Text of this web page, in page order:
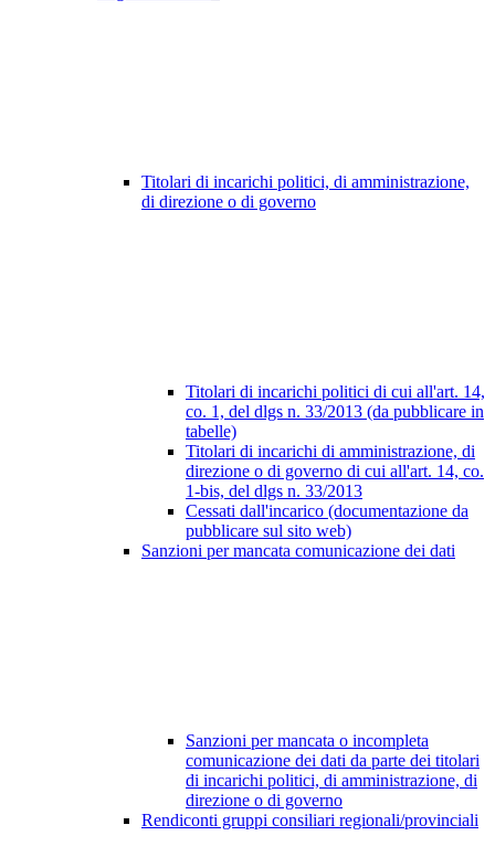
Titolari di incarichi politici, di amministrazione,
di direzione o di governo
Titolari di incarichi politici di cui all'art. 14,
co. 1, del dlgs n. 33/2013 (da pubblicare in
tabelle)
Titolari di incarichi di amministrazione, di
direzione o di governo di cui all'art. 14, co.
1-bis, del dlgs n. 33/2013
Cessati dall'incarico (documentazione da
pubblicare sul sito web)
Sanzioni per mancata comunicazione dei dati
Sanzioni per mancata o incompleta
comunicazione dei dati da parte dei titolari
di incarichi politici, di amministrazione, di
direzione o di governo
Rendiconti gruppi consiliari regionali/provinciali